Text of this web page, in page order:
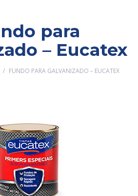
para
– Eucatex
/ FUNDO PARA GALVANIZADO – EUCATEX